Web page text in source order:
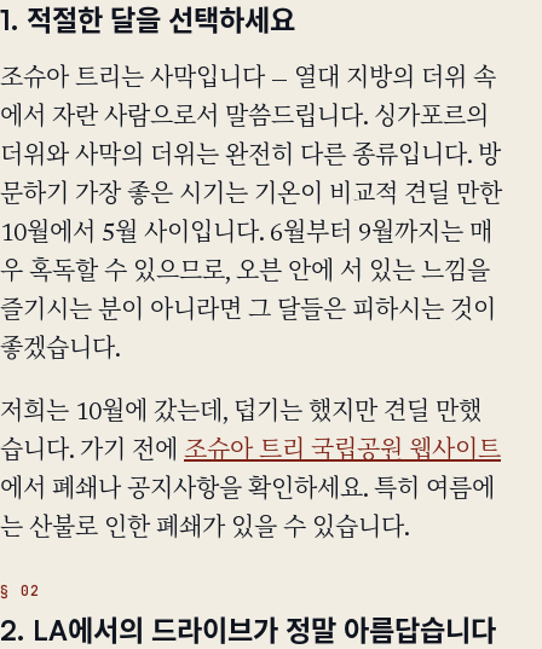
1. 적절한 달을 선택하세요
조슈아 트리는 사막입니다 — 열대 지방의 더위 속
에서 자란 사람으로서 말씀드립니다. 싱가포르의
더위와 사막의 더위는 완전히 다른 종류입니다. 방
문하기 가장 좋은 시기는 기온이 비교적 견딜 만한
10월에서 5월 사이입니다. 6월부터 9월까지는 매
우 혹독할 수 있으므로, 오븐 안에 서 있는 느낌을
즐기시는 분이 아니라면 그 달들은 피하시는 것이
좋겠습니다.
저희는 10월에 갔는데, 덥기는 했지만 견딜 만했
습니다. 가기 전에 조슈아 트리 국립공원 웹사이트
에서 폐쇄나 공지사항을 확인하세요. 특히 여름에
는 산불로 인한 폐쇄가 있을 수 있습니다.
2. LA에서의 드라이브가 정말 아름답습니다